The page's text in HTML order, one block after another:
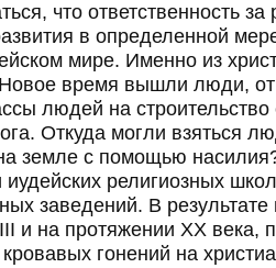
что ответственность
в определенной
мире. Именно из
время вышли люди,
людей на строительство
Откуда могли взяться
земле с помощью
религиозных
заведений. В результате
и на протяжении XX века,
гонений на